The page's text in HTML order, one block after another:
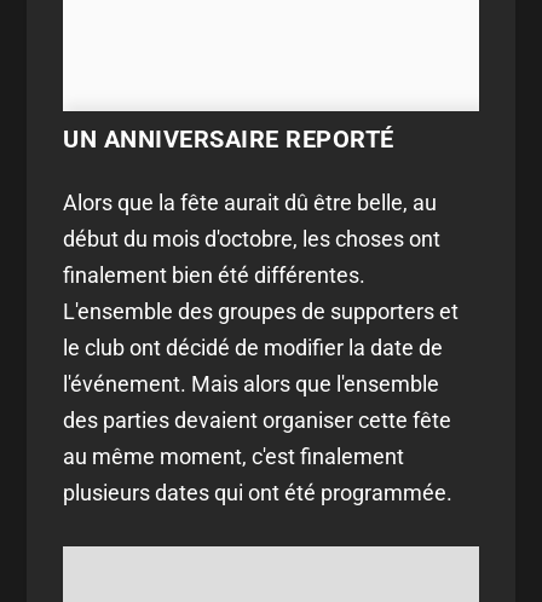
UN ANNIVERSAIRE REPORTÉ
Alors que la fête aurait dû être belle, au
début du mois d'octobre, les choses ont
finalement bien été différentes.
L'ensemble des groupes de supporters et
le club ont décidé de modifier la date de
l'événement. Mais alors que l'ensemble
des parties devaient organiser cette fête
au même moment, c'est finalement
plusieurs dates qui ont été programmée.